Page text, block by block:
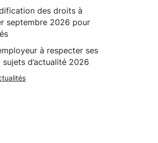
des droits à
septembre 2026 pour
à respecter ses
d’actualité 2026